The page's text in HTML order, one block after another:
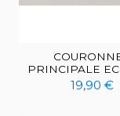
PRINCIPALE
19,90 €